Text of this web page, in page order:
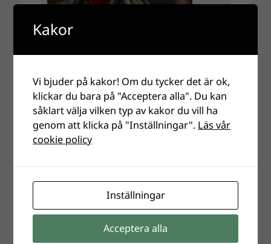
Kakor
Vi bjuder på kakor! Om du tycker det är ok,
klickar du bara på "Acceptera alla". Du kan
såklart välja vilken typ av kakor du vill ha
genom att klicka på "Inställningar". Läs vår
cookie policy
Inställningar
Acceptera alla